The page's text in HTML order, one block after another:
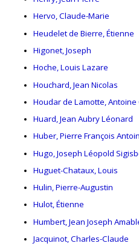
Hervo, Claude-Marie
Heudelet de Bierre, Étienne
Higonet, Joseph
Hoche, Louis Lazare
Houchard, Jean Nicolas
Houdar de Lamotte, Antoine
Huard, Jean Aubry Léonard
Huber, Pierre François
Hugo, Joseph Léopold
Huguet-Chataux, Louis
Hulin, Pierre-Augustin
Hulot, Étienne
Humbert, Jean Joseph
Jacquinot, Charles-Claude